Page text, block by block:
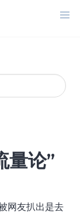
量论”
网友扒出是去